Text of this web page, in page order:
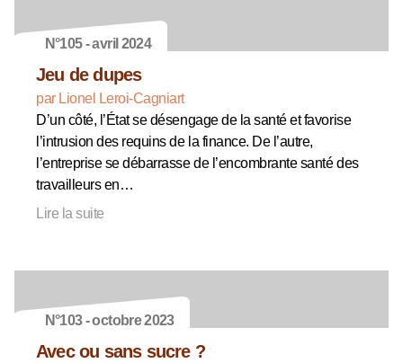
N°105 - avril 2024
Jeu de dupes
par Lionel Leroi-Cagniart
D’un côté, l’État se désengage de la santé et favorise
l’intrusion des requins de la finance. De l’autre,
l’entreprise se débarrasse de l’encombrante santé des
travailleurs en…
Lire la suite
N°103 - octobre 2023
Avec ou sans sucre ?